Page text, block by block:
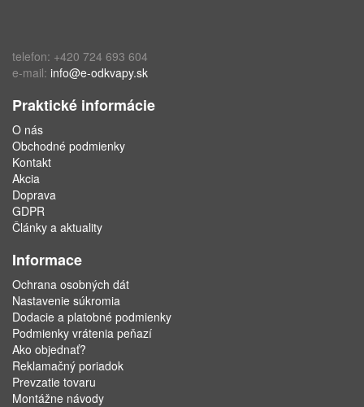
telefon: +420 724 693 604
e-mail: info@e-odkvapy.sk
Praktické informácie
O nás
Obchodné podmienky
Kontakt
Akcia
Doprava
GDPR
Články a aktuality
Informace
Ochrana osobných dát
Nastavenie súkromia
Dodacie a platobné podmienky
Podmienky vrátenia peňazí
Ako objednať?
Reklamačný poriadok
Prevzatie tovaru
Montážne návody